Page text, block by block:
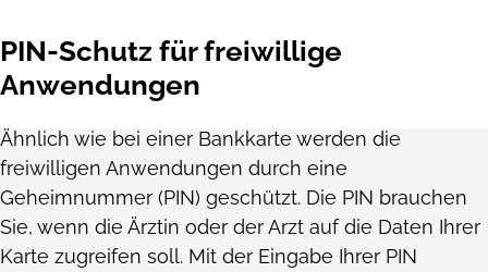
PIN-Schutz für freiwillige
Anwendungen
Ähnlich wie bei einer Bankkarte werden die
freiwilligen Anwendungen durch eine
Geheimnummer (PIN) geschützt. Die PIN brauchen
Sie, wenn die Ärztin oder der Arzt auf die Daten Ihrer
Karte zugreifen soll. Mit der Eingabe Ihrer PIN